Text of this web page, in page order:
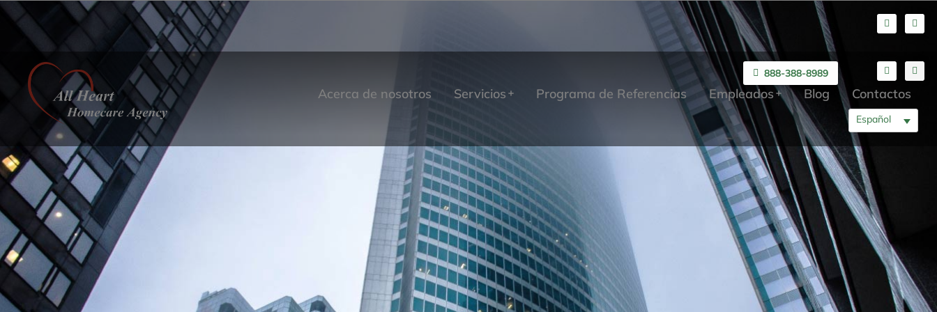
888-388-8989
Español
Acerca de nosotros Servicios Programa de Referencias Empleados Blog Contactos